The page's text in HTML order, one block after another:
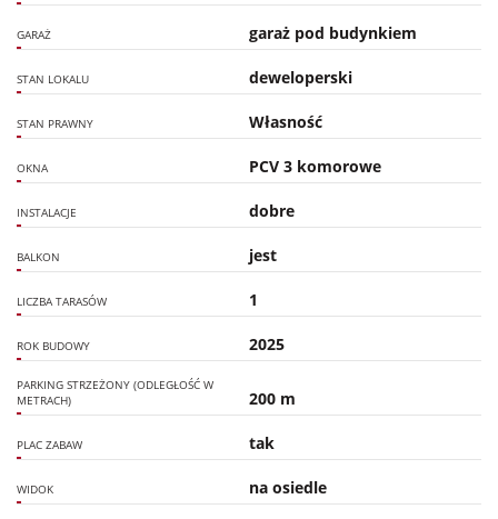
GARAŻ garaż pod budynkiem
STAN LOKALU deweloperski
STAN PRAWNY Własność
OKNA PCV 3 komorowe
INSTALACJE dobre
BALKON jest
LICZBA TARASÓW 1
ROK BUDOWY 2025
PARKING STRZEŻONY (ODLEGŁOŚĆ W
METRACH)
200 m
PLAC ZABAW tak
WIDOK na osiedle